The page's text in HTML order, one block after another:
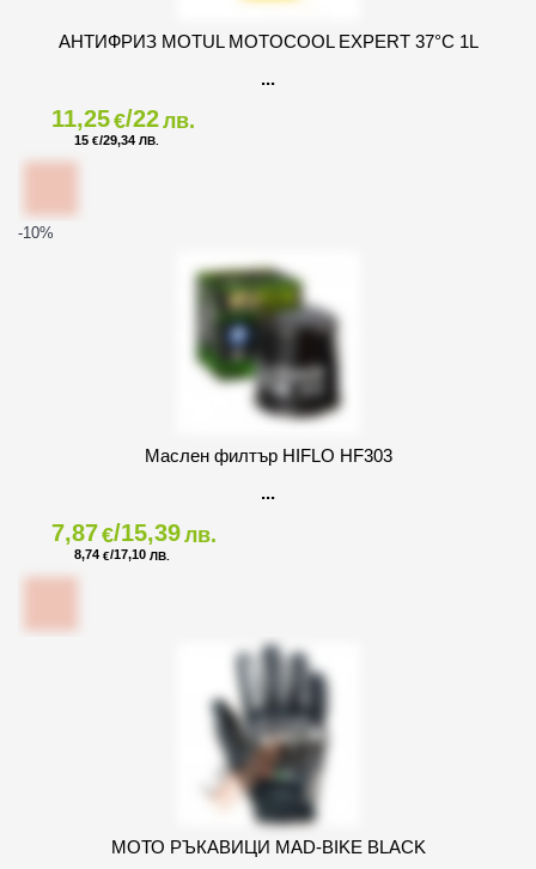
АНТИФРИЗ MOTUL MOTOCOOL EXPERT 37°C 1L
11,25€/22лв.
15 €/29,34 ЛВ.
-10%
Маслен филтър HIFLO HF303
7,87€/15,39лв.
8,74 €/17,10 ЛВ.
МОТО РЪКАВИЦИ MAD-BIKE BLACK